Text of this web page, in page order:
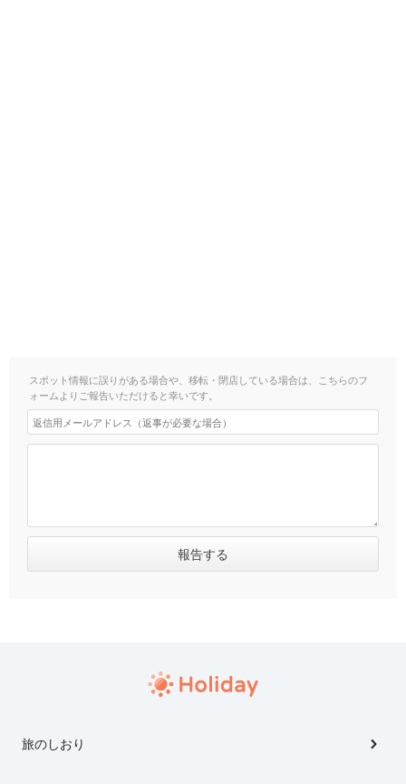
スポット情報に誤りがある場合や、移転・閉店している場合は、こちらのフ
ォームよりご報告いただけると幸いです。
旅のしおり